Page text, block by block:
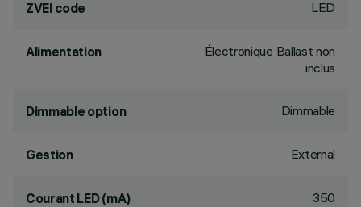
ZVEI code LED
Alimentation
Électronique Ballast non
inclus
Dimmable option Dimmable
Gestion External
Courant LED (mA) 350